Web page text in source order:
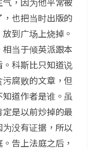
，因为他平常被
也把当时出版的
到广场上烧掉。
当于倾英派跟本
科斯比只知道说
污腐败的文章，但
道作者是谁。虽
是以前炒掉的最
没有证据，所以
告上法庭之后，